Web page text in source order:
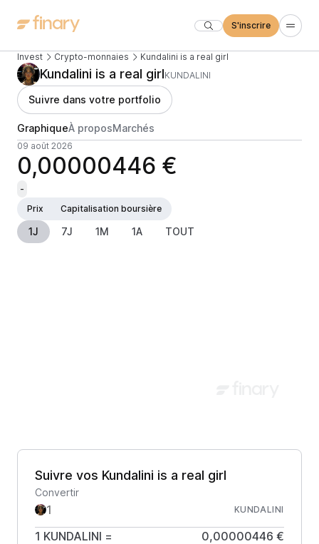
S'inscrire
Invest Crypto-monnaies Kundalini is a real girl
Kundalini is a real girlKUNDALINI
Suivre dans votre portfolio
GraphiqueÀ proposMarchés
09 août 2026
0,00000446 €
-
Prix
Capitalisation boursière
1J 7J 1M 1A TOUT
Suivre vos Kundalini is a real girl
Convertir
KUNDALINI
1 KUNDALINI = 0,00000446 €